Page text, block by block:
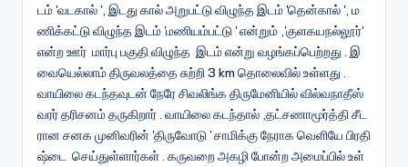
டம் 'வடகால் ', இடது கால் அறுபட்டு விழுந்த இடம் 'தென்கால் ', ம
ணிக்கட்டு விழுந்த இடம் 'மணியம்பட்டு ' என்றும் ,'குளகயநல்லூர்'
என்ற ஊர் மார்பு பகுதி விழுந்த இடம் என்று வழங்கப்பெற்றது . இ
வையெல்லாம் திருவலத்தை சுற்றி 3 km தொலைவில் உள்ளது .
வாயிலை கடந்தவுடன் நேரே சிவலிங்க திருமேனியில் வில்வநாதீஸ்
வரர் தரிசனம் தருகிறார் . வாயிலை கடந்தால் ,தட்சணாமூர்த்தி சீட
ரான சனக முனிவரின் 'திருவோடு ' சாமிக்கு நேராக வெளியே பிரதி
ஷ்டை செய்துள்ளார்கள் . கருவறை அகழி போன்ற அமைப்பில் உள்